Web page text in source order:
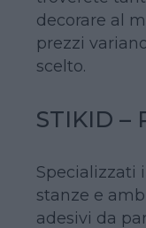
decorare al
prezzi
scelto.
STIKID –
Specializzati
stanze e
adesivi da